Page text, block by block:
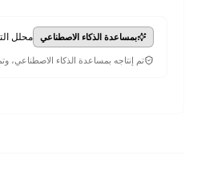
بمساعدة الذكاء الاصطناعي محلل
تم إنتاجه بمساعدة الذكاء الاصطناعي،